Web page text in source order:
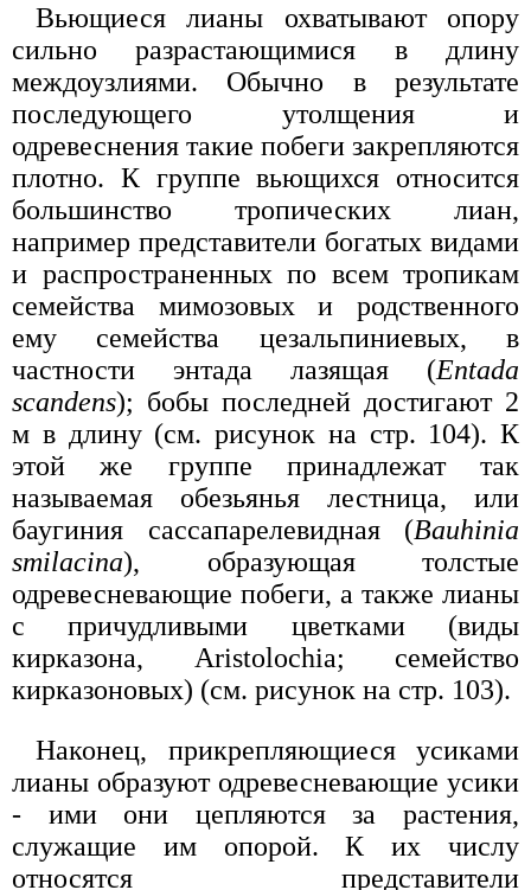
Вьющиеся лианы охватывают опору
сильно разрастающимися в длину
междоузлиями. Обычно в результате
последующего утолщения и
одревеснения такие побеги закрепляются
плотно. К группе вьющихся относится
большинство тропических лиан,
например представители богатых видами
и распространенных по всем тропикам
семейства мимозовых и родственного
ему семейства цезальпиниевых, в
частности энтада лазящая (Entada
scandens); бобы последней достигают 2
м в длину (см. рисунок на стр. 104). К
этой же группе принадлежат так
называемая обезьянья лестница, или
баугиния сассапарелевидная (Bauhinia
smilacina), образующая толстые
одревесневающие побеги, а также лианы
с причудливыми цветками (виды
кирказона, Aristolochia; семейство
кирказоновых) (см. рисунок на стр. 103).
Наконец, прикрепляющиеся усиками
лианы образуют одревесневающие усики
- ими они цепляются за растения,
служащие им опорой. К их числу
относятся представители